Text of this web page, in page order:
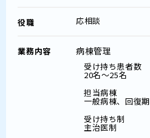
役職 応相談
業務内容 病棟管理
受け持ち患者数
20名～25名
担当病棟
一般病棟、回復
受け持ち制
主治医制